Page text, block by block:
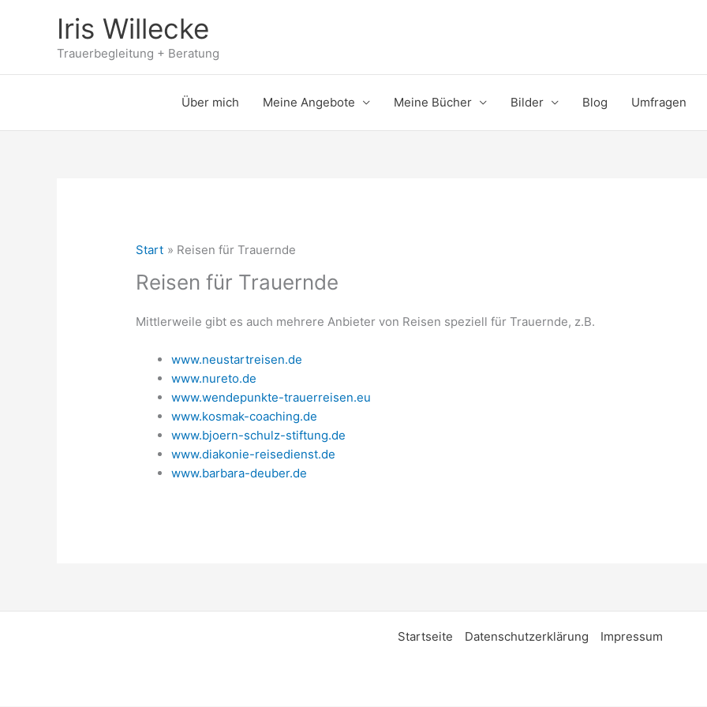
Iris Willecke
Trauerbegleitung + Beratung
Über mich Meine Angebote Meine Bücher Bilder Blog Umfragen
Start Reisen für Trauernde
Reisen für Trauernde
Mittlerweile gibt es auch mehrere Anbieter von Reisen speziell für Trauernde, z.B.
www.neustartreisen.de
www.nureto.de
www.wendepunkte-trauerreisen.eu
www.kosmak-coaching.de
www.bjoern-schulz-stiftung.de
www.diakonie-reisedienst.de
www.barbara-deuber.de
Startseite Datenschutzerklärung Impressum